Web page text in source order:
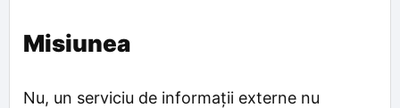
Misiunea
Nu, un serviciu de informații externe nu